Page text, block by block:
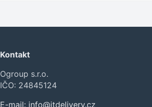
Kontakt
Ogroup s.r.o.
IČO: 24845124
E-mail: info@itdelivery.cz